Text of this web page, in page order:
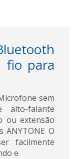
fio para
sem
alto-falante
ou extensão
O
facilmente
e